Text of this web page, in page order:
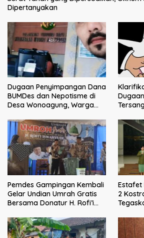
Dipertanyakan
Dugaan Penyimpangan Dana
BUMDes dan Nepotisme di
Desa Wonoagung, Warga
Malang
Pemdes Gampingan Kembali
Gelar Undian Umrah Gratis
Bersama Donatur H. Rofi’i
bagi Pejuang Sosial
Estafet
2
dan